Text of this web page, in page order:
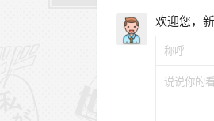
欢迎您，